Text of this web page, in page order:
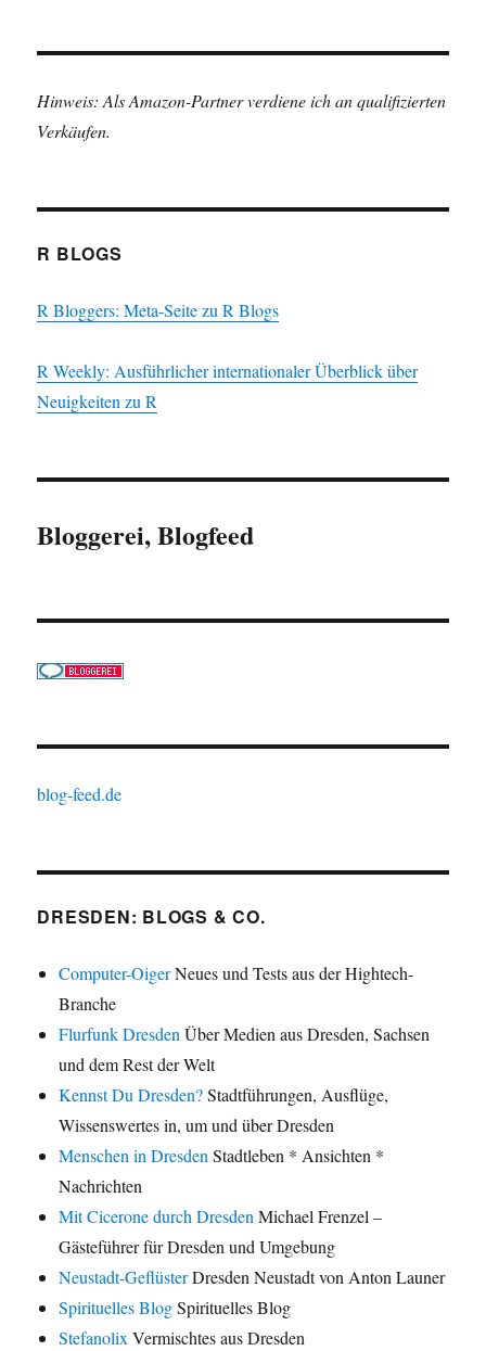
Hinweis: Als Amazon-Partner verdiene ich an qualifizierten
Verkäufen.
R BLOGS
R Bloggers: Meta-Seite zu R Blogs
R Weekly: Ausführlicher internationaler Überblick über
Neuigkeiten zu R
Bloggerei, Blogfeed
blog-feed.de
DRESDEN: BLOGS & CO.
Computer-OigerNeues und Tests aus der Hightech-
Branche
Flurfunk Dresden Über Medien aus Dresden, Sachsen
und dem Rest der Welt
Kennst Du Dresden?Stadtführungen, Ausflüge,
Wissenswertes in, um und über Dresden
Menschen in Dresden Stadtleben * Ansichten *
Nachrichten
Mit Cicerone durch Dresden Michael Frenzel –
Gästeführer für Dresden und Umgebung
Neustadt-GeflüsterDresden Neustadt von Anton Launer
Spirituelles BlogSpirituelles Blog
Stefanolix Vermischtes aus Dresden